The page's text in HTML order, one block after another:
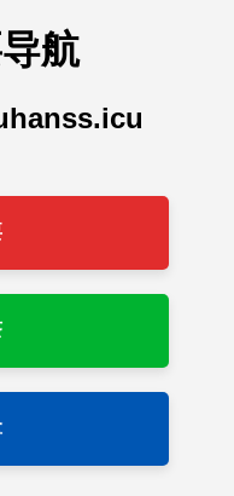
航